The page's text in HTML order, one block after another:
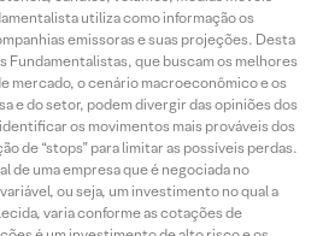
utiliza como informação os
emissoras e suas projeções. Desta
Fundamentalistas, que buscam os melhores
mercado, o cenário macroeconômico e os
e do setor, podem divergir das opiniões dos
os movimentos mais prováveis dos
de “stops” para limitar as possíveis perdas.
de uma empresa que é negociada no
ou seja, um investimento no qual a
varia conforme as cotações de